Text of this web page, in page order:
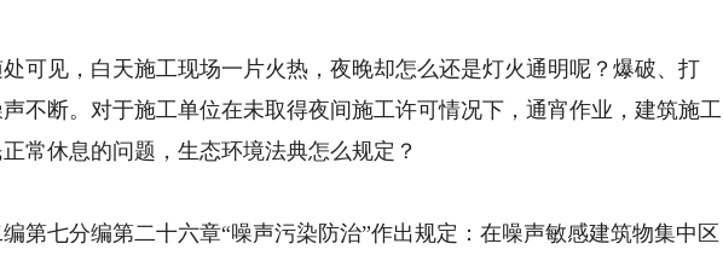
见，白天施工现场一片火热，夜晚却怎么还是灯火通明呢？爆破、打
不断。对于施工单位在未取得夜间施工许可情况下，通宵作业，建筑施工
常休息的问题，生态环境法典怎么规定？
第七分编第二十六章“噪声污染防治”作出规定：在噪声敏感建筑物集中区